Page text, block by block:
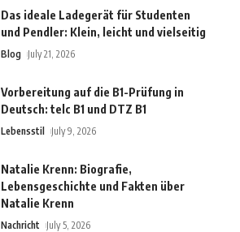
Das ideale Ladegerät für Studenten
und Pendler: Klein, leicht und vielseitig
Blog July 21, 2026
Vorbereitung auf die B1-Prüfung in
Deutsch: telc B1 und DTZ B1
Lebensstil July 9, 2026
Natalie Krenn: Biografie,
Lebensgeschichte und Fakten über
Natalie Krenn
Nachricht July 5, 2026